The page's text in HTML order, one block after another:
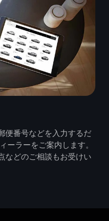
便番号などを入力するだ
ーラーをご案内します。
などのご相談もお受けい